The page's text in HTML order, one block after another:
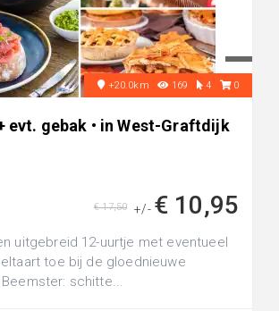
+20.0km 169 4 0
evt. gebak • in West-Graftdijk
+/- € 10,95
€ 17,50
uitgebreid 12-uurtje met eventueel
toe bij de gloednieuwe
schitte...